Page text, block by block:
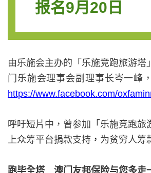
报名9月20日
由乐施会主办的「乐施竞跑旅游塔
门乐施会理事会副理事长岑一峰
https://www.facebook.com/
呼吁短片中，曾参加「乐施竞跑
上众筹平台捐款支持 ， 为贫穷人筹
跑毕全塔 澳门友邦保险与您多